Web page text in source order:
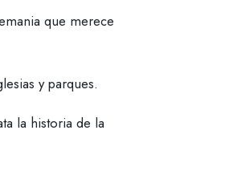
que merece
y parques.
la historia de la